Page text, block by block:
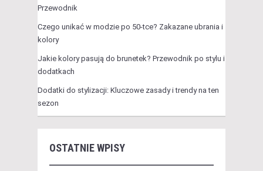
Przewodnik
Czego unikać w modzie po 50-tce? Zakazane ubrania i
kolory
Jakie kolory pasują do brunetek? Przewodnik po stylu i
dodatkach
Dodatki do stylizacji: Kluczowe zasady i trendy na ten
sezon
OSTATNIE WPISY